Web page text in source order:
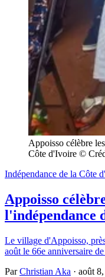
Appoisso célèbre
Côte d'Ivoire ©
Indépendance de la Côte
Appoisso
l'indépendance
Le village d'Appoisso,
août le 66e anniversaire
ParChristian Aka · août